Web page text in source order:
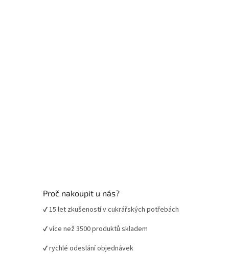
Proč nakoupit u nás?
✔ 15 let zkušeností v cukrářských potřebách
✔ více než 3500 produktů skladem
✔ rychlé odeslání objednávek